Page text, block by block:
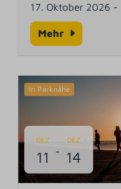
17. Oktober 2026 -
Mehr
In Parknähe
DEZ
11 -
DEZ
14